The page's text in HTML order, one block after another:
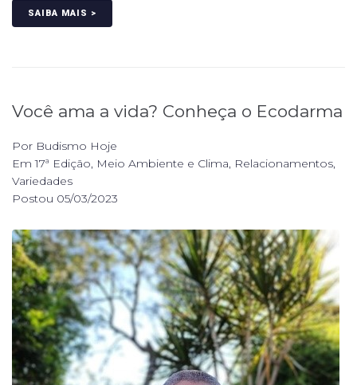
SAIBA MAIS >
Você ama a vida? Conheça o Ecodarma
Por Budismo Hoje
Em17ª Edição, Meio Ambiente e Clima, Relacionamentos,
Variedades
Postou 05/03/2023